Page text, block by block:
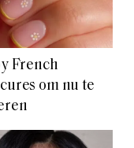
French
om nu te